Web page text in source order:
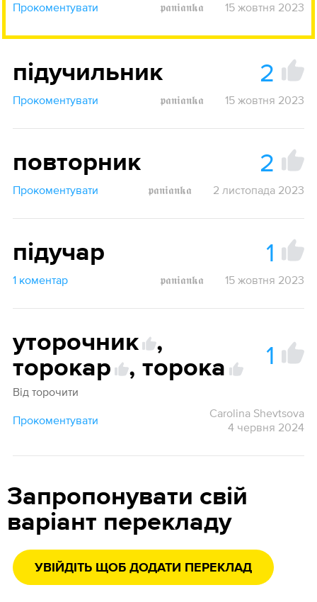
Прокоментувати 𝖕𝖆𝖓𝖎𝖆𝖓𝖐𝖆 15 жовтня 2023
підучильник 2
Прокоментувати 𝖕𝖆𝖓𝖎𝖆𝖓𝖐𝖆 15 жовтня 2023
повторник 2
Прокоментувати 𝖕𝖆𝖓𝖎𝖆𝖓𝖐𝖆 2 листопада 2023
підучар 1
1 коментар 𝖕𝖆𝖓𝖎𝖆𝖓𝖐𝖆 15 жовтня 2023
уторочник
,
торокар
, торока 1
Від торочити
Прокоментувати
Carolina Shevtsova
4 червня 2024
Запропонувати свій
варіант перекладу
УВІЙДІТЬ ЩОБ ДОДАТИ ПЕРЕКЛАД